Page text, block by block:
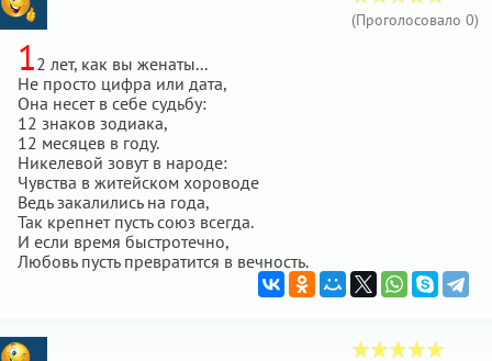
(Проголосовало 0)
12 лет, как вы женаты...
Не просто цифра или дата,
Она несет в себе судьбу:
12 знаков зодиака,
12 месяцев в году.
Никелевой зовут в народе:
Чувства в житейском хороводе
Ведь закалились на года,
Так крепнет пусть союз всегда.
И если время быстротечно,
Любовь пусть превратится в вечность.